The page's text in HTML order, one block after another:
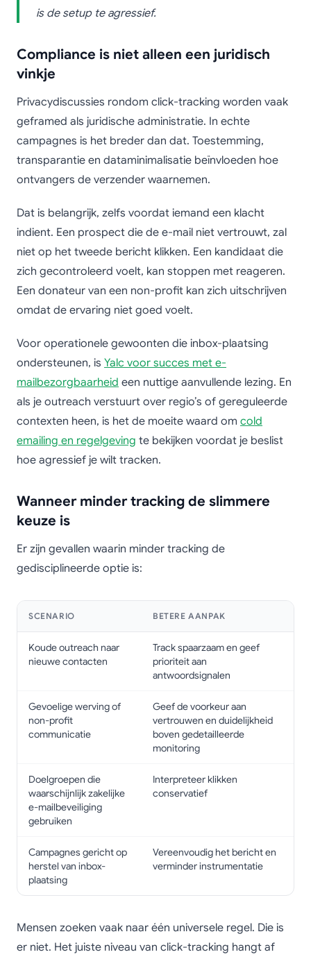
is de setup te agressief.
Compliance is niet alleen een juridisch
vinkje
Privacydiscussies rondom click-tracking worden vaak
geframed als juridische administratie. In echte
campagnes is het breder dan dat. Toestemming,
transparantie en dataminimalisatie beïnvloeden hoe
ontvangers de verzender waarnemen.
Dat is belangrijk, zelfs voordat iemand een klacht
indient. Een prospect die de e-mail niet vertrouwt, zal
niet op het tweede bericht klikken. Een kandidaat die
zich gecontroleerd voelt, kan stoppen met reageren.
Een donateur van een non-profit kan zich uitschrijven
omdat de ervaring niet goed voelt.
Voor operationele gewoonten die inbox-plaatsing
ondersteunen, is Yalc voor succes met e-
mailbezorgbaarheid een nuttige aanvullende lezing. En
als je outreach verstuurt over regio’s of gereguleerde
contexten heen, is het de moeite waard om cold
emailing en regelgeving te bekijken voordat je beslist
hoe agressief je wilt tracken.
Wanneer minder tracking de slimmere
keuze is
Er zijn gevallen waarin minder tracking de
gedisciplineerde optie is:
SCENARIO BETERE AANPAK
Koude outreach naar
nieuwe contacten
Track spaarzaam en geef
prioriteit aan
antwoordsignalen
Gevoelige werving of
non-profit
communicatie
Geef de voorkeur aan
vertrouwen en duidelijkheid
boven gedetailleerde
monitoring
Doelgroepen die
waarschijnlijk zakelijke
e-mailbeveiliging
gebruiken
Interpreteer klikken
conservatief
Campagnes gericht op
herstel van inbox-
plaatsing
Vereenvoudig het bericht en
verminder instrumentatie
Mensen zoeken vaak naar één universele regel. Die is
er niet. Het juiste niveau van click-tracking hangt af